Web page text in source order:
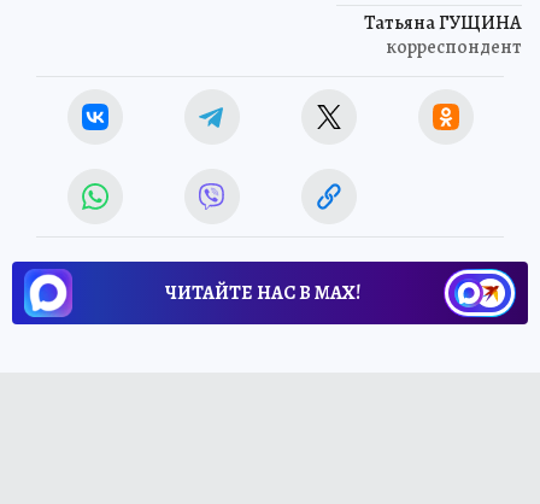
Татьяна ГУЩИНА
корреспондент
ЧИТАЙТЕ НАС В МАХ!